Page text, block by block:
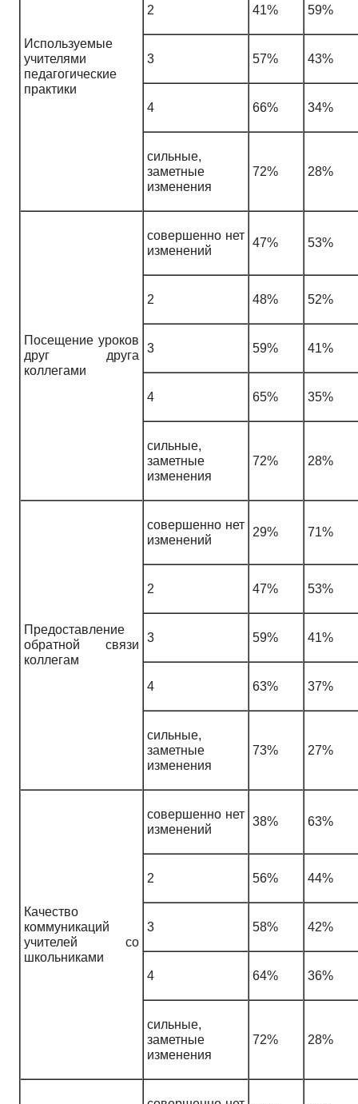
Используемые
учителями
педагогические
практики
2 41% 59%
3 57% 43%
4 66% 34%
сильные,
заметные
изменения
72% 28%
Посещение уроков
друг друга
коллегами
совершенно нет
изменений
47% 53%
2 48% 52%
3 59% 41%
4 65% 35%
сильные,
заметные
изменения
72% 28%
Предоставление
обратной связи
коллегам
совершенно нет
изменений
29% 71%
2 47% 53%
3 59% 41%
4 63% 37%
сильные,
заметные
изменения
73% 27%
Качество
коммуникаций
учителей со
школьниками
совершенно нет
изменений
38% 63%
2 56% 44%
3 58% 42%
4 64% 36%
сильные,
заметные
изменения
72% 28%